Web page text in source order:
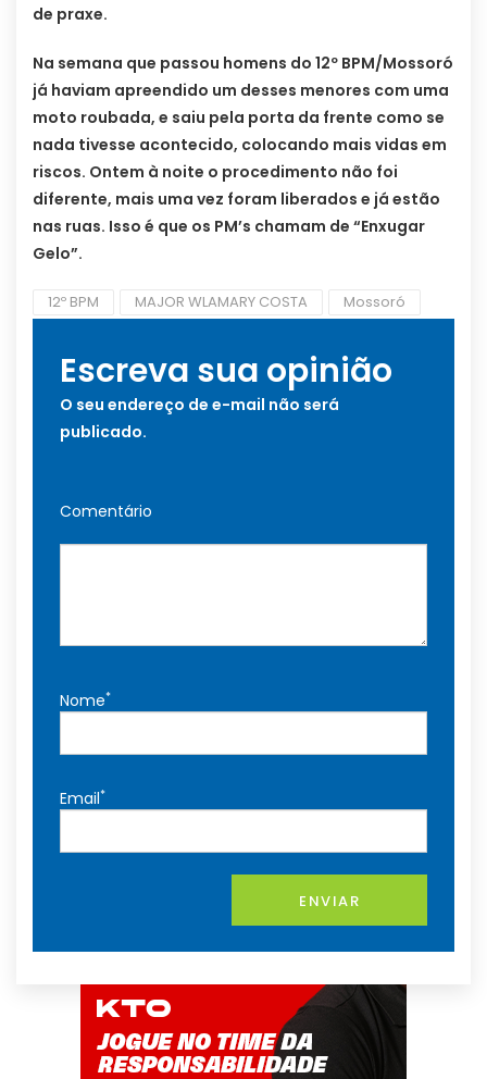
de praxe.
Na semana que passou homens do 12º BPM/Mossoró
já haviam apreendido um desses menores com uma
moto roubada, e saiu pela porta da frente como se
nada tivesse acontecido, colocando mais vidas em
riscos. Ontem à noite o procedimento não foi
diferente, mais uma vez foram liberados e já estão
nas ruas. Isso é que os PM’s chamam de “Enxugar
Gelo”.
12º BPM MAJOR WLAMARY COSTA Mossoró
Escreva sua opinião
O seu endereço de e-mail não será
publicado.
Comentário
Nome*
Email*
ENVIAR